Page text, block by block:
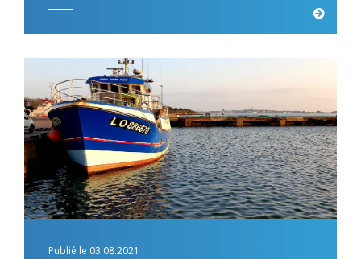
Publié le 03.08.2021